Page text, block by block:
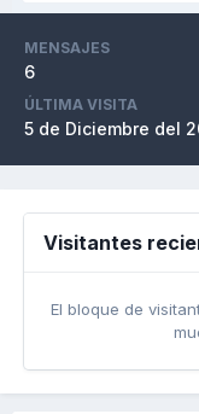
MENSAJES
6
ÚLTIMA VISITA
5 de Diciembre del
Visitantes
El bloque de